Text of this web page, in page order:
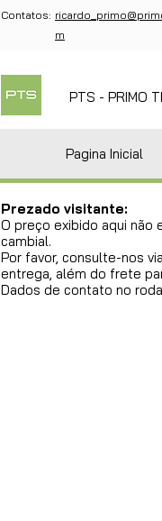
Contatos:
m
PTS - PRIMO
Pagina Inicial
Prezado visitante:
O preço exibido aqui
cambial.
Por favor, consulte-nos
entrega, além do frete
Dados de contato no